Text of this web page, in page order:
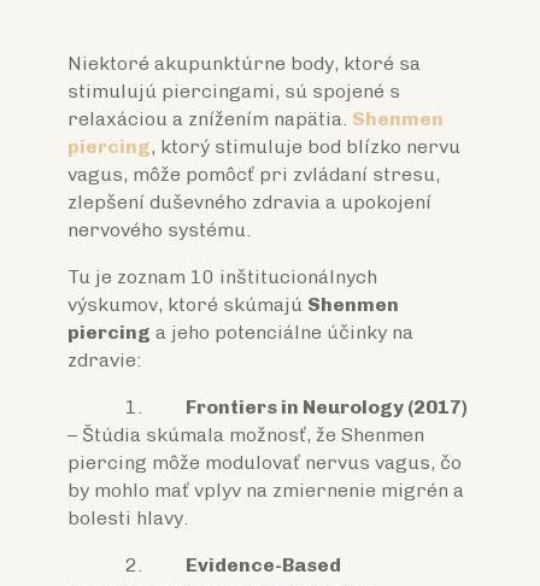
Niektoré akupunktúrne body, ktoré sa
stimulujú piercingami, sú spojené s
relaxáciou a znížením napätia. Shenmen
piercing, ktorý stimuluje bod blízko nervu
vagus, môže pomôcť pri zvládaní stresu,
zlepšení duševného zdravia a upokojení
nervového systému.
Tu je zoznam 10 inštitucionálnych
výskumov, ktoré skúmajú Shenmen
piercing a jeho potenciálne účinky na
zdravie:
1. Frontiers in Neurology (2017)
– Štúdia skúmala možnosť, že Shenmen
piercing môže modulovať nervus vagus, čo
by mohlo mať vplyv na zmiernenie migrén a
bolesti hlavy.
2. Evidence-Based